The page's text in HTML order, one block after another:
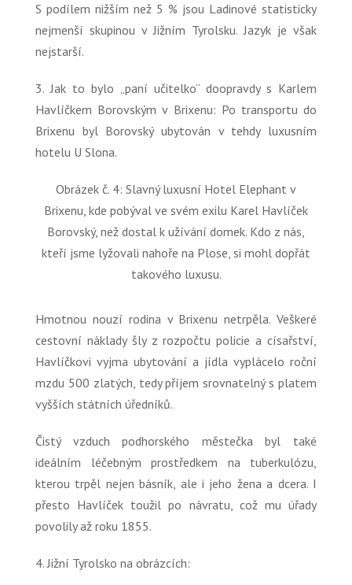
S podílem nižším než 5 % jsou Ladinové statisticky
nejmenší skupinou v Jižním Tyrolsku. Jazyk je však
nejstarší.
3. Jak to bylo „paní učitelko“ doopravdy s Karlem
Havlíčkem Borovským v Brixenu: Po transportu do
Brixenu byl Borovský ubytován v tehdy luxusním
hotelu U Slona.
Obrázek č. 4: Slavný luxusní Hotel Elephant v
Brixenu, kde pobýval ve svém exilu Karel Havlíček
Borovský, než dostal k užívání domek. Kdo z nás,
kteří jsme lyžovali nahoře na Plose, si mohl dopřát
takového luxusu.
Hmotnou nouzí rodina v Brixenu netrpěla. Veškeré
cestovní náklady šly z rozpočtu policie a císařství,
Havlíčkovi vyjma ubytování a jídla vyplácelo roční
mzdu 500 zlatých, tedy příjem srovnatelný s platem
vyšších státních úředníků.
Čistý vzduch podhorského městečka byl také
ideálním léčebným prostředkem na tuberkulózu,
kterou trpěl nejen básník, ale i jeho žena a dcera. I
přesto Havlíček toužil po návratu, což mu úřady
povolily až roku 1855.
4. Jižní Tyrolsko na obrázcích: